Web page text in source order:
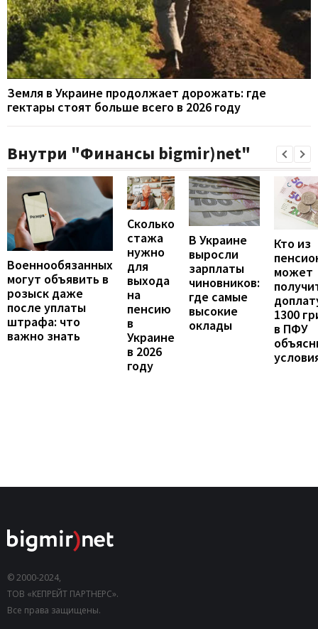
Земля в Украине продолжает дорожать: где
гектары стоят больше всего в 2026 году
Внутри "Финансы bigmir)net"
Военнообязанных
могут объявить в
розыск даже
после уплаты
штрафа: что
важно знать
Сколько
стажа
нужно
для
выхода
на
пенсию
в
Украине
в 2026
году
В Украине
выросли
зарплаты
чиновников:
где самые
высокие
оклады
Кто из
может
1300
в ПФУ
© 2000-2024,
ТОВ «КЕПРЕЙТ ПАРТНЕРС».
Все права защищены.